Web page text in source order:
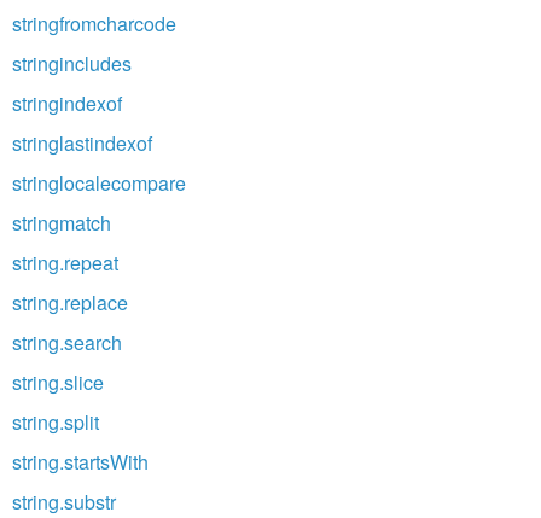
stringfromcharcode
stringincludes
stringindexof
stringlastindexof
stringlocalecompare
stringmatch
string.repeat
string.replace
string.search
string.slice
string.split
string.startsWith
string.substr